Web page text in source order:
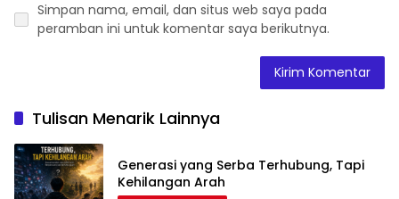
Simpan nama, email, dan situs web saya pada
peramban ini untuk komentar saya berikutnya.
Tulisan Menarik Lainnya
Generasi yang Serba Terhubung, Tapi
Kehilangan Arah